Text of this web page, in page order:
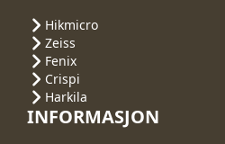
Hikmicro
Zeiss
Fenix
Crispi
Harkila
INFORMASJON